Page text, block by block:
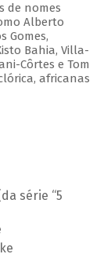
de nomes
Alberto
Gomes,
Bahia, Villa-
Côrtes e Tom
africanas
série “5